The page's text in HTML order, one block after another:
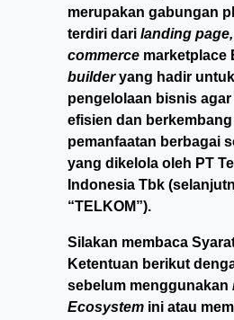
merupakan gabungan
terdiri dari landing
commerce marketplace
builderyang hadir
pengelolaan bisnis
efisien dan
pemanfaatan berbagai
yang dikelola oleh PT
Indonesia Tbk
“TELKOM”).
Silakan membaca
Ketentuan berikut
sebelum menggunakan
Ecosystem ini atau